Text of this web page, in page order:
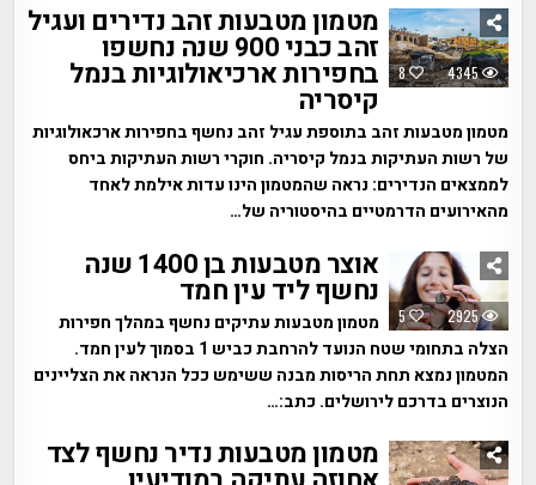
8 4345
מטמון מטבעות זהב נדירים ועגיל
זהב כבני 900 שנה נחשפו
בחפירות ארכיאולוגיות בנמל
קיסריה
מטמון מטבעות זהב בתוספת עגיל זהב נחשף בחפירות ארכאולוגיות
של רשות העתיקות בנמל קיסריה. חוקרי רשות העתיקות ביחס
לממצאים הנדירים: נראה שהמטמון הינו עדות אילמת לאחד
מהאירועים הדרמטיים בהיסטוריה של…
5 2925
אוצר מטבעות בן 1400 שנה
נחשף ליד עין חמד
מטמון מטבעות עתיקים נחשף במהלך חפירות
הצלה בתחומי שטח הנועד להרחבת כביש 1 בסמוך לעין חמד.
המטמון נמצא תחת הריסות מבנה ששימש ככל הנראה את הצליינים
הנוצרים בדרכם לירושלים. כתב:…
מטמון מטבעות נדיר נחשף לצד